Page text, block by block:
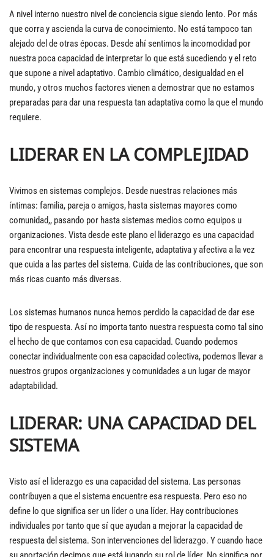
A nivel interno nuestro nivel de conciencia sigue siendo lento. Por más
que corra y ascienda la curva de conocimiento. No está tampoco tan
alejado del de otras épocas. Desde ahí sentimos la incomodidad por
nuestra poca capacidad de interpretar lo que está sucediendo y el reto
que supone a nivel adaptativo. Cambio climático, desigualdad en el
mundo, y otros muchos factores vienen a demostrar que no estamos
preparadas para dar una respuesta tan adaptativa como la que el mundo
requiere.
LIDERAR EN LA COMPLEJIDAD
Vivimos en sistemas complejos. Desde nuestras relaciones más
íntimas: familia, pareja o amigos, hasta sistemas mayores como
comunidad,, pasando por hasta sistemas medios como equipos u
organizaciones. Vista desde este plano el liderazgo es una capacidad
para encontrar una respuesta inteligente, adaptativa y afectiva a la vez
que cuida a las partes del sistema. Cuida de las contribuciones, que son
más ricas cuanto más diversas.
Los sistemas humanos nunca hemos perdido la capacidad de dar ese
tipo de respuesta. Así no importa tanto nuestra respuesta como tal sino
el hecho de que contamos con esa capacidad. Cuando podemos
conectar individualmente con esa capacidad colectiva, podemos llevar a
nuestros grupos organizaciones y comunidades a un lugar de mayor
adaptabilidad.
LIDERAR: UNA CAPACIDAD DEL
SISTEMA
Visto así el liderazgo es una capacidad del sistema. Las personas
contribuyen a que el sistema encuentre esa respuesta. Pero eso no
define lo que significa ser un líder o una líder. Hay contribuciones
individuales por tanto que sí que ayudan a mejorar la capacidad de
respuesta del sistema. Son intervenciones del liderazgo. Y cuando hace